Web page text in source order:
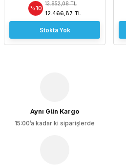
%10
13.852,08 TL
12.466,87 TL
Stokta Yok
Aynı Gün Kargo
15:00’a kadar ki siparişlerde